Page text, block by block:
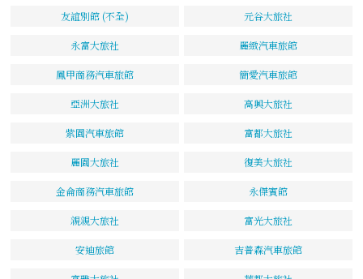
友誼別館 (不全) 元谷大旅社
永富大旅社 麗緻汽車旅館
鳳甲商務汽車旅館 簡愛汽車旅館
亞洲大旅社 高興大旅社
紫園汽車旅館 富都大旅社
麗園大旅社 復美大旅社
金侖商務汽車旅館 永傑賓館
親親大旅社 富光大旅社
安迪旅館 吉普森汽車旅館